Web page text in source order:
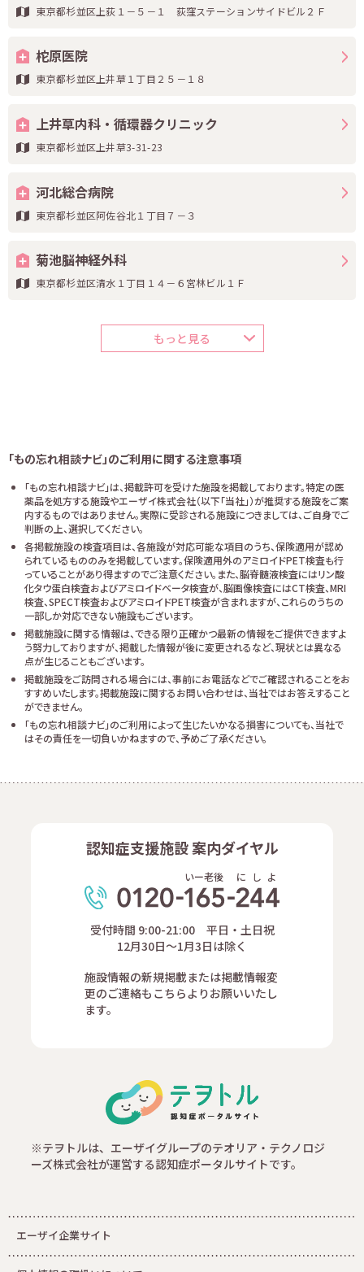
東京都杉並区上荻１－５－１ 荻窪ステーションサイドビル２Ｆ
柁原医院
東京都杉並区上井草１丁目２５－１８
上井草内科・循環器クリニック
東京都杉並区上井草3-31-23
河北総合病院
東京都杉並区阿佐谷北１丁目７－３
菊池脳神経外科
東京都杉並区清水１丁目１４－６宮林ビル１Ｆ
もっと見る
「もの忘れ相談ナビ」のご利用に関する注意事項
「もの忘れ相談ナビ」は、掲載許可を受けた施設を掲載しております。特定の医
薬品を処方する施設やエーザイ株式会社（以下「当社」）が推奨する施設をご案
内するものではありません。実際に受診される施設につきましては、ご自身でご
判断の上、選択してください。
各掲載施設の検査項目は、各施設が対応可能な項目のうち、保険適用が認め
られているもののみを掲載しています。保険適用外のアミロイドPET検査も行
っていることがあり得ますのでご注意ください。また、脳脊髄液検査にはリン酸
化タウ蛋白検査およびアミロイドベータ検査が、脳画像検査にはCT検査、MRI
検査、SPECT検査およびアミロイドPET検査が含まれますが、これらのうちの
一部しか対応できない施設もございます。
掲載施設に関する情報は、できる限り正確かつ最新の情報をご提供できますよ
う努力しておりますが、掲載した情報が後に変更されるなど、現状とは異なる
点が生じることもございます。
掲載施設をご訪問される場合には、事前にお電話などでご確認されることをお
すすめいたします。掲載施設に関するお問い合わせは、当社ではお答えすること
ができません。
「もの忘れ相談ナビ」のご利用によって生じたいかなる損害についても、当社で
はその責任を一切負いかねますので、予めご了承ください。
認知症支援施設 案内ダイヤル
いー老後 に し よ
受付時間 9:00-21:00 平日・土日祝
12月30日～1月3日は除く
施設情報の新規掲載または掲載情報変
更のご連絡もこちらよりお願いいたし
ます。
※テヲトルは、エーザイグループのテオリア・テクノロジ
ーズ株式会社が運営する認知症ポータルサイトです。
エーザイ企業サイト